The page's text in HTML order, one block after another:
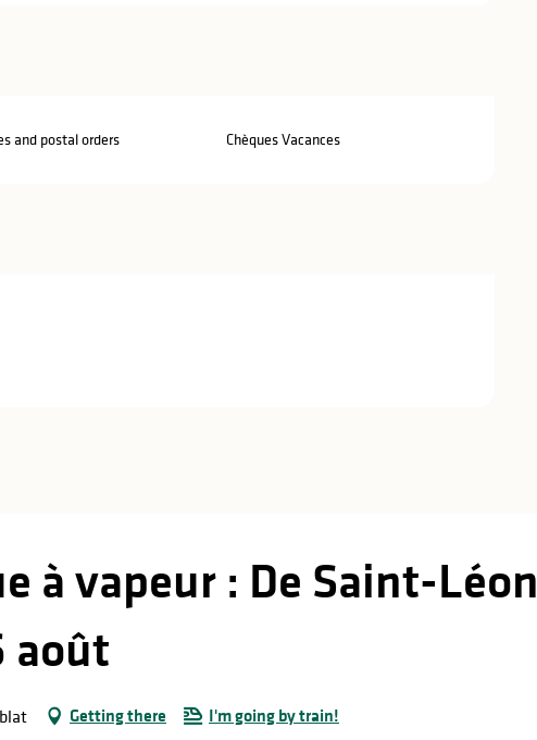
and postal orders Chèques Vacances
à vapeur : De Saint-
août
Getting there I'm going by train!